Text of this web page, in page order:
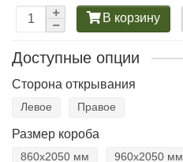
В корзину
Доступные опции
Сторона открывания
Левое Правое
Размер короба
860х2050 мм 960х2050 мм